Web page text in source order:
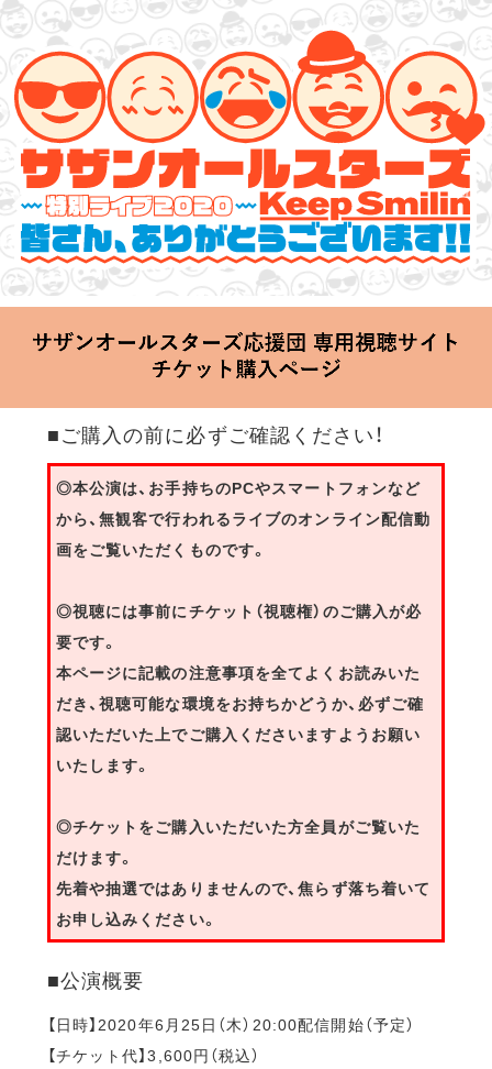
サザンオールスターズ 特別ライブ 2020
「Keep Smilin’～皆さん、ありがとうございます!!～」
2020.06.25 Thu 20:00 Start at 横浜アリーナ
■ご購入の前に必ずご確認ください！
◎本公演は、お手持ちのPCやスマートフォンなど
から、無観客で行われるライブのオンライン配信動
画をご覧いただくものです。
◎視聴には事前にチケット（視聴権）のご購入が必
要です。
本ページに記載の注意事項を全てよくお読みいた
だき、視聴可能な環境をお持ちかどうか、必ずご確
認いただいた上でご購入くださいますようお願い
いたします。
◎チケットをご購入いただいた方全員がご覧いた
だけます。
先着や抽選ではありませんので、焦らず落ち着いて
お申し込みください。
■公演概要
【日時】2020年6月25日（木）20:00配信開始（予定）
【チケット代】3,600円（税込）